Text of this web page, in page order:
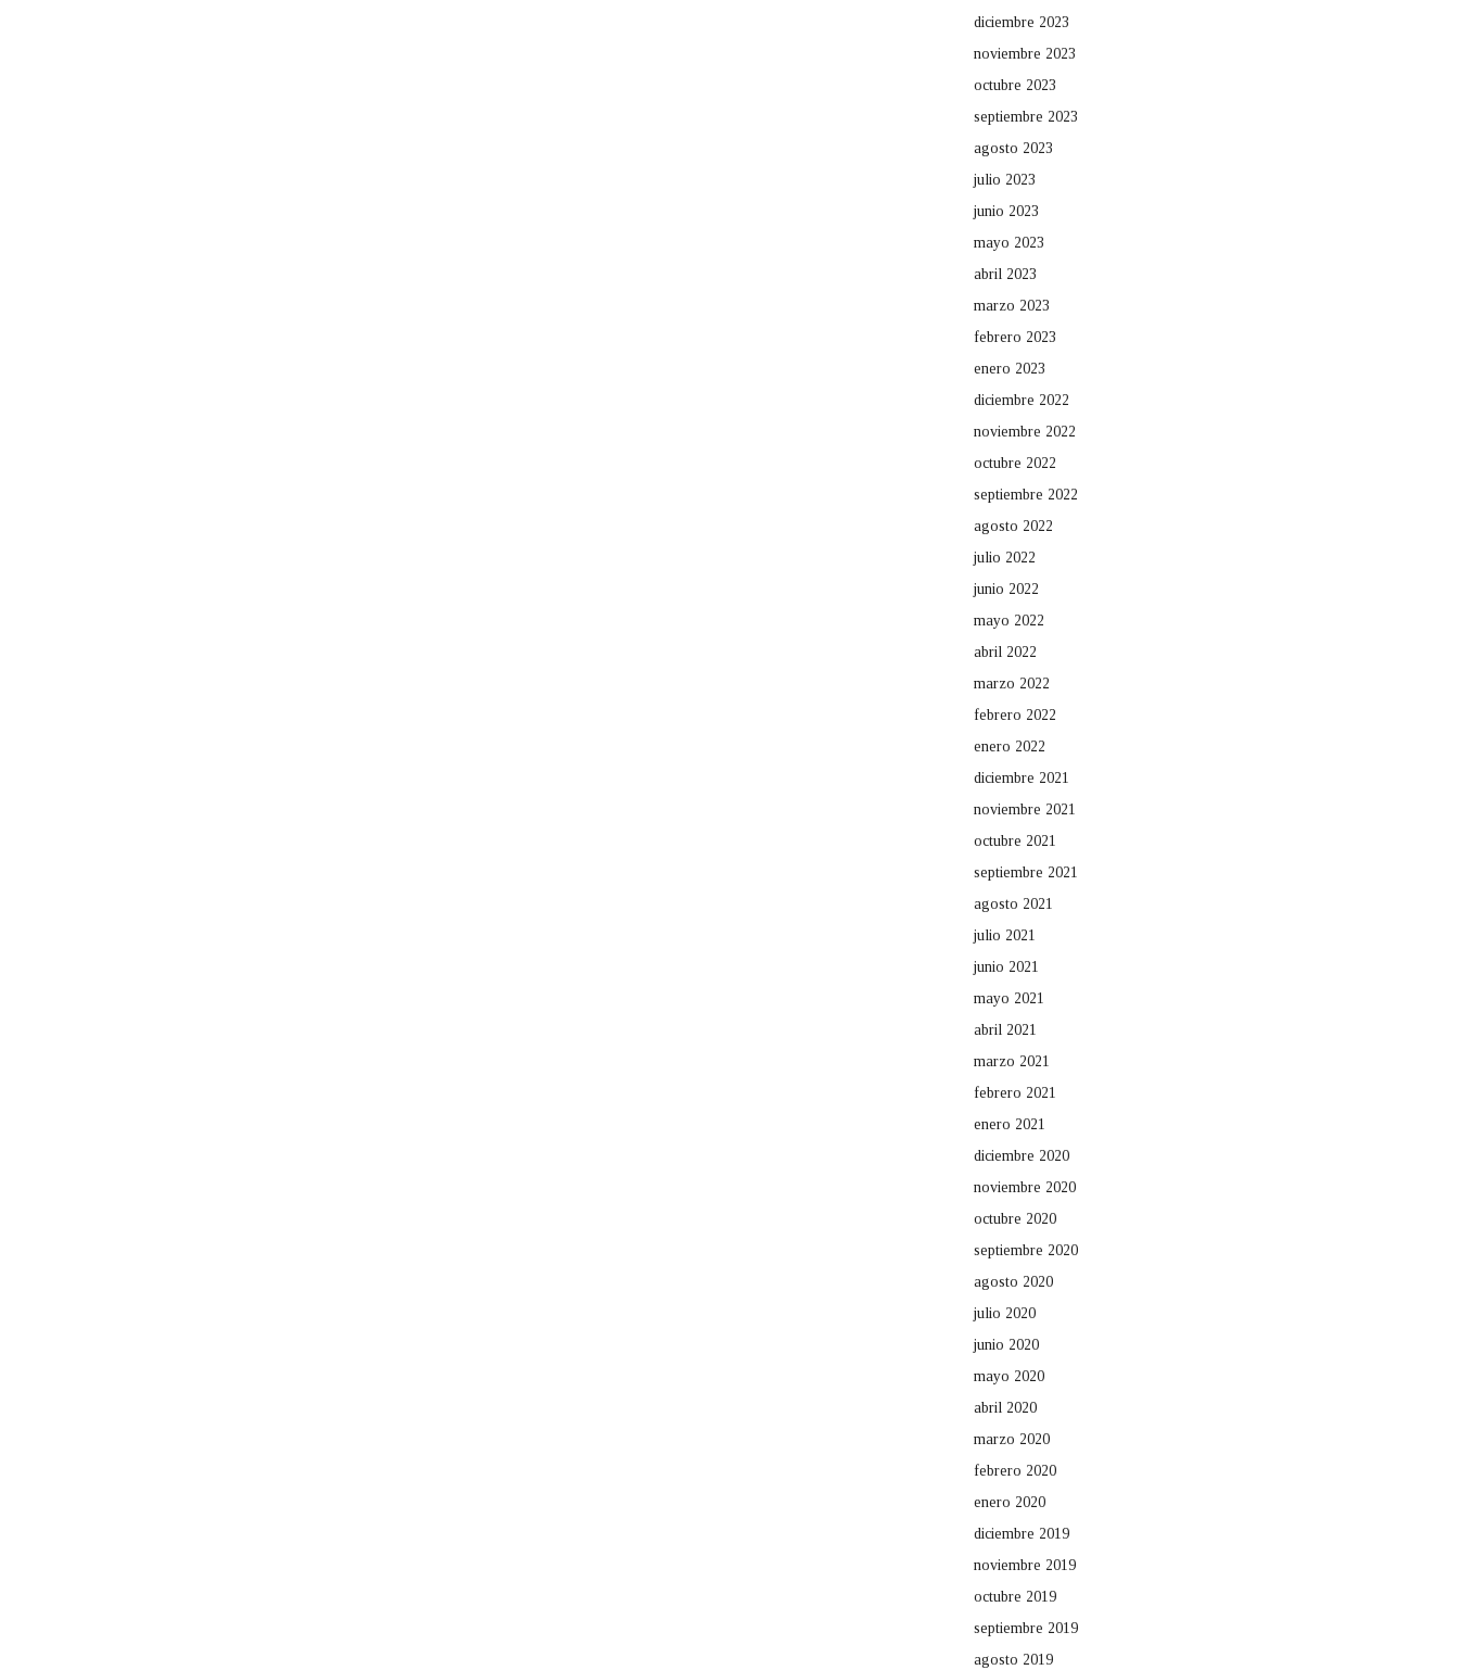
diciembre 2023
noviembre 2023
octubre 2023
septiembre 2023
agosto 2023
julio 2023
junio 2023
mayo 2023
abril 2023
marzo 2023
febrero 2023
enero 2023
diciembre 2022
noviembre 2022
octubre 2022
septiembre 2022
agosto 2022
julio 2022
junio 2022
mayo 2022
abril 2022
marzo 2022
febrero 2022
enero 2022
diciembre 2021
noviembre 2021
octubre 2021
septiembre 2021
agosto 2021
julio 2021
junio 2021
mayo 2021
abril 2021
marzo 2021
febrero 2021
enero 2021
diciembre 2020
noviembre 2020
octubre 2020
septiembre 2020
agosto 2020
julio 2020
junio 2020
mayo 2020
abril 2020
marzo 2020
febrero 2020
enero 2020
diciembre 2019
noviembre 2019
octubre 2019
septiembre 2019
agosto 2019